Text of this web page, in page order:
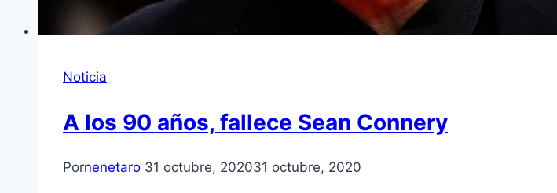
Noticia
A los 90 años, fallece Sean Connery
Pornenetaro 31 octubre, 202031 octubre, 2020